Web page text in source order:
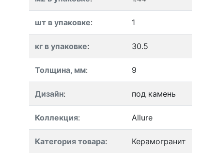
шт в упаковке: 1
кг в упаковке: 30.5
Толщина, мм: 9
Дизайн: под камень
Коллекция: Allure
Категория товара: Керамогранит